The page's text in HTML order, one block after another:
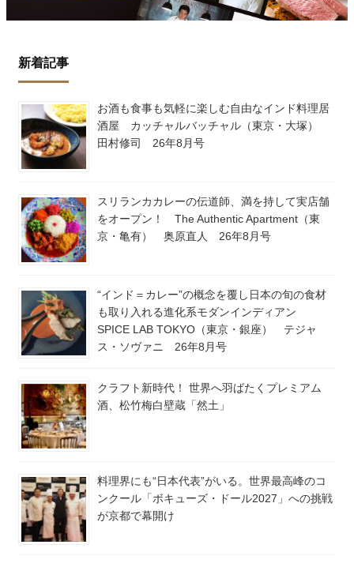
新着記事
お酒も食事も気軽に楽しむ自由なインド料理居
酒屋 カッチャルバッチャル（東京・大塚）
田村修司 26年8月号
スリランカカレーの伝道師、満を持して実店舗
をオープン！ The Authentic Apartment（東
京・亀有） 奥原直人 26年8月号
“インド＝カレー”の概念を覆し日本の旬の食材
も取り入れる進化系モダンインディアン
SPICE LAB TOKYO（東京・銀座） テジャ
ス・ソヴァニ 26年8月号
クラフト新時代！ 世界へ羽ばたくプレミアム
酒、松竹梅白壁蔵「然土」
料理界にも“日本代表”がいる。世界最高峰のコ
ンクール「ボキューズ・ドール2027」への挑戦
が京都で幕開け